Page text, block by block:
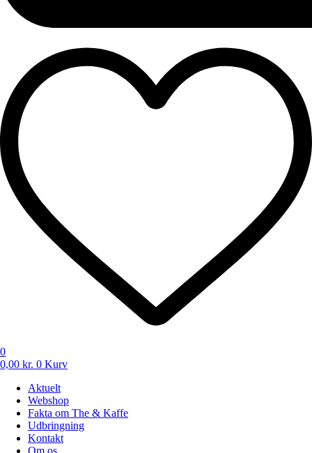
0
0,00 kr. 0 Kurv
Aktuelt
Webshop
Fakta om The & Kaffe
Udbringning
Kontakt
Om os